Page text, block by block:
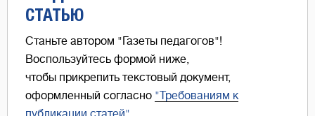
СТАТЬЮ
Станьте автором "Газеты педагогов"!
Воспользуйтесь формой ниже,
чтобы прикрепить текстовый документ,
оформленный согласно "Требованиям к